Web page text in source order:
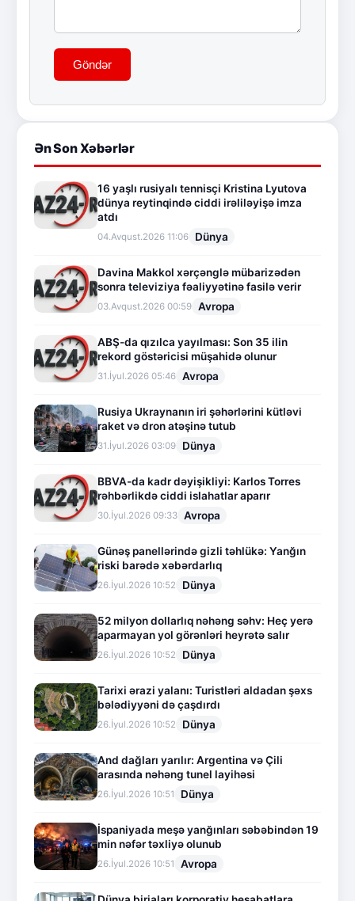
Göndər
Ən Son Xəbərlər
16 yaşlı rusiyalı tennisçi Kristina Lyutova
dünya reytinqində ciddi irəliləyişə imza
atdı
04.Avqust.2026 11:06 Dünya
Davina Makkol xərçənglə mübarizədən
sonra televiziya fəaliyyətinə fasilə verir
03.Avqust.2026 00:59 Avropa
ABŞ-da qızılca yayılması: Son 35 ilin
rekord göstəricisi müşahidə olunur
31.İyul.2026 05:46 Avropa
Rusiya Ukraynanın iri şəhərlərini kütləvi
raket və dron atəşinə tutub
31.İyul.2026 03:09 Dünya
BBVA-da kadr dəyişikliyi: Karlos Torres
rəhbərlikdə ciddi islahatlar aparır
30.İyul.2026 09:33 Avropa
Günəş panellərində gizli təhlükə: Yanğın
riski barədə xəbərdarlıq
26.İyul.2026 10:52 Dünya
52 milyon dollarlıq nəhəng səhv: Heç yerə
aparmayan yol görənləri heyrətə salır
26.İyul.2026 10:52 Dünya
Tarixi ərazi yalanı: Turistləri aldadan şəxs
bələdiyyəni də çaşdırdı
26.İyul.2026 10:52 Dünya
And dağları yarılır: Argentina və Çili
arasında nəhəng tunel layihəsi
26.İyul.2026 10:51 Dünya
İspaniyada meşə yanğınları səbəbindən 19
min nəfər təxliyə olunub
26.İyul.2026 10:51 Avropa